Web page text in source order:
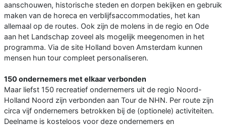
aanschouwen, historische steden en dorpen bekijken en gebruik
maken van de horeca en verblijfsaccommodaties, het kan
allemaal op de routes. Ook zijn de molens in de regio en Ode
aan het Landschap zoveel als mogelijk meegenomen in het
programma. Via de site Holland boven Amsterdam kunnen
mensen hun tour compleet personaliseren.
150 ondernemers met elkaar verbonden
Maar liefst 150 recreatief ondernemers uit de regio Noord-
Holland Noord zijn verbonden aan Tour de NHN. Per route zijn
circa vijf ondernemers betrokken bij de (optionele) activiteiten.
Deelname is kosteloos voor deze ondernemers en